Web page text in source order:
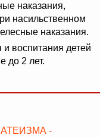
наказания,
насильственном
наказания.
воспитания детей
до 2 лет.
-